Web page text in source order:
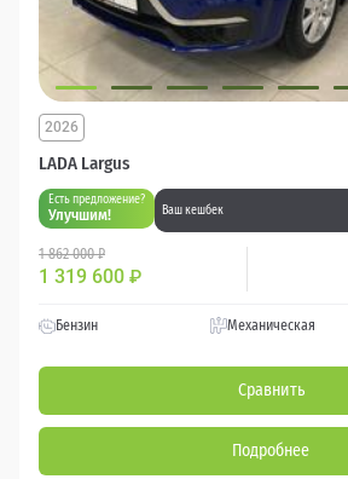
LADA Largus
2026
Есть предложение?
Улучшим! Ваш кешбек
1 862 000 ₽
1 319 600 ₽
Бензин Механическая
Сравнить
Подробнее